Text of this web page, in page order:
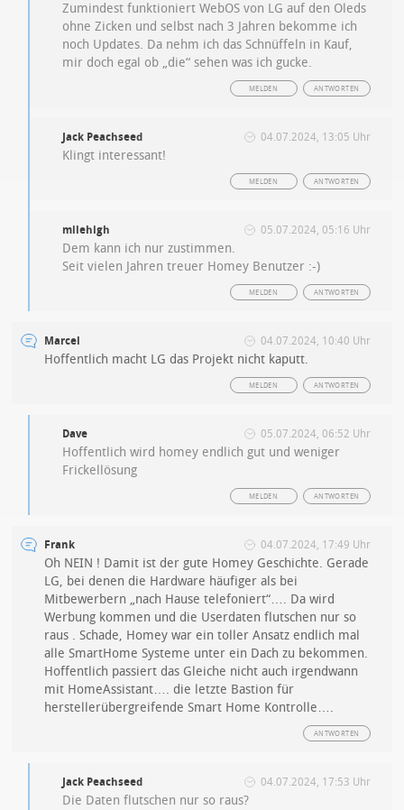
Zumindest funktioniert WebOS von LG auf den Oleds
ohne Zicken und selbst nach 3 Jahren bekomme ich
noch Updates. Da nehm ich das Schnüffeln in Kauf,
mir doch egal ob „die“ sehen was ich gucke.
ANTWORTEN
MELDEN
Jack Peachseed 04.07.2024, 13:05 Uhr
Klingt interessant!
ANTWORTEN
MELDEN
milehigh 05.07.2024, 05:16 Uhr
Dem kann ich nur zustimmen.
Seit vielen Jahren treuer Homey Benutzer :-)
ANTWORTEN
MELDEN
Marcel 04.07.2024, 10:40 Uhr
Hoffentlich macht LG das Projekt nicht kaputt.
ANTWORTEN
MELDEN
Dave 05.07.2024, 06:52 Uhr
Hoffentlich wird homey endlich gut und weniger
Frickellösung
ANTWORTEN
MELDEN
Frank 04.07.2024, 17:49 Uhr
Oh NEIN ! Damit ist der gute Homey Geschichte. Gerade
LG, bei denen die Hardware häufiger als bei
Mitbewerbern „nach Hause telefoniert“…. Da wird
Werbung kommen und die Userdaten flutschen nur so
raus . Schade, Homey war ein toller Ansatz endlich mal
alle SmartHome Systeme unter ein Dach zu bekommen.
Hoffentlich passiert das Gleiche nicht auch irgendwann
mit HomeAssistant…. die letzte Bastion für
herstellerübergreifende Smart Home Kontrolle….
ANTWORTEN
Jack Peachseed 04.07.2024, 17:53 Uhr
Die Daten flutschen nur so raus?